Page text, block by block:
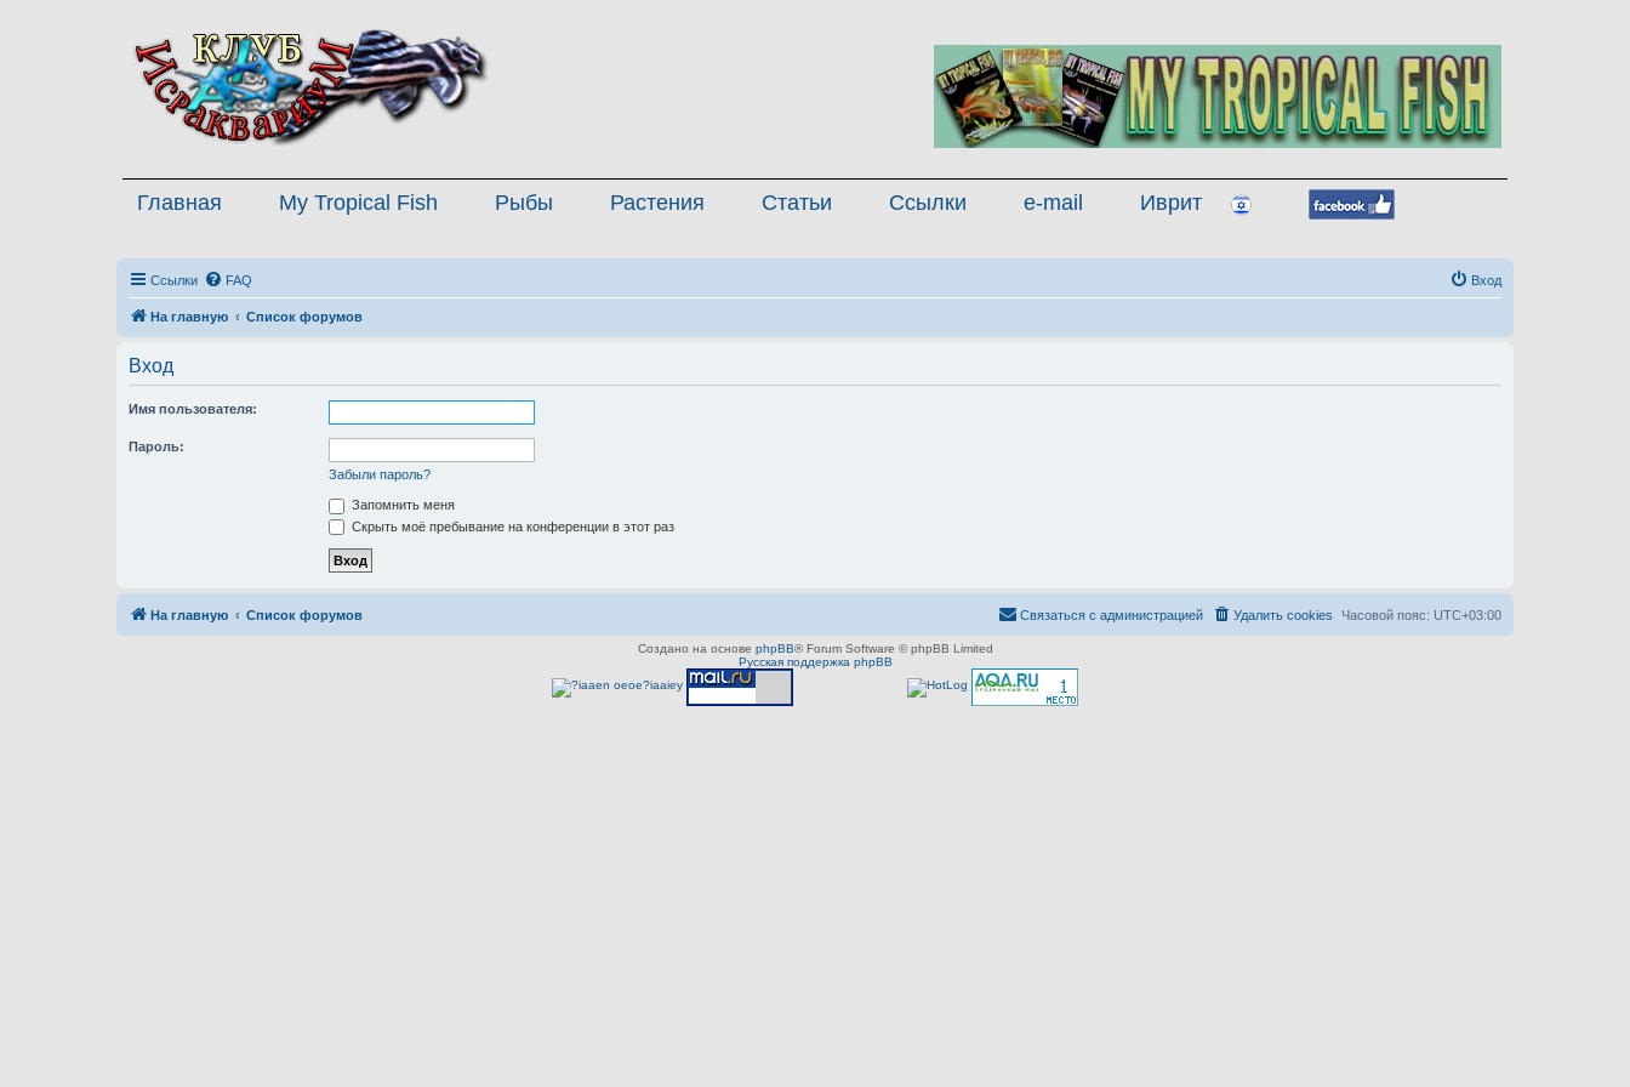
Главная My Tropical Fish Рыбы Растения Статьи Ссылки e-mail Иврит
Ссылки FAQ Вход
На главную Список форумов
Вход
Имя пользователя:
Пароль:
Забыли пароль?
Запомнить меня
Скрыть моё пребывание на конференции в этот раз
На главную Список форумов Часовой пояс: UTC+03:00
Удалить cookies
Связаться с администрацией
Создано на основе phpBB® Forum Software © phpBB Limited
Русская поддержка phpBB